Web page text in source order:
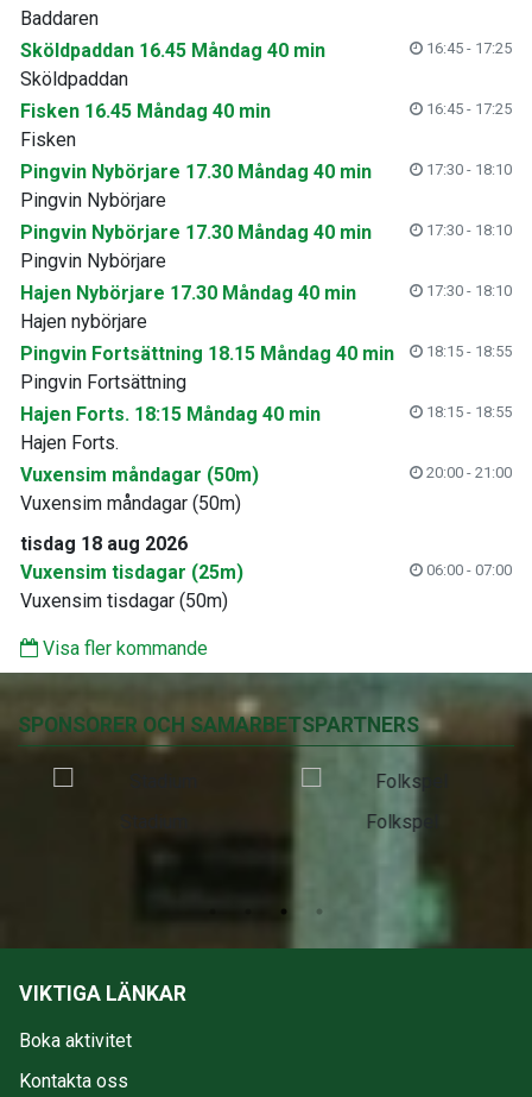
Baddaren
Sköldpaddan 16.45 Måndag 40 min
16:45 - 17:25
Sköldpaddan
Fisken 16.45 Måndag 40 min
16:45 - 17:25
Fisken
Pingvin Nybörjare 17.30 Måndag 40 min
17:30 - 18:10
Pingvin Nybörjare
Pingvin Nybörjare 17.30 Måndag 40 min
17:30 - 18:10
Pingvin Nybörjare
Hajen Nybörjare 17.30 Måndag 40 min
17:30 - 18:10
Hajen nybörjare
Pingvin Fortsättning 18.15 Måndag 40 min
18:15 - 18:55
Pingvin Fortsättning
Hajen Forts. 18:15 Måndag 40 min
18:15 - 18:55
Hajen Forts.
Vuxensim måndagar (50m)
20:00 - 21:00
Vuxensim måndagar (50m)
tisdag 18 aug 2026
Vuxensim tisdagar (25m)
06:00 - 07:00
Vuxensim tisdagar (50m)
Visa fler kommande
SPONSORER OCH SAMARBETSPARTNERS
Folkspel
VIKTIGA LÄNKAR
Boka aktivitet
Kontakta oss